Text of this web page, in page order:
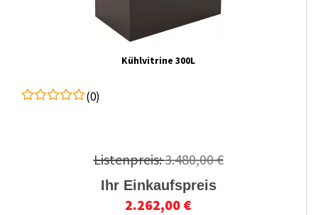
Kühlvitrine 300L
(0)
Listenpreis:3.480,00 €
Ihr Einkaufspreis
2.262,00 €